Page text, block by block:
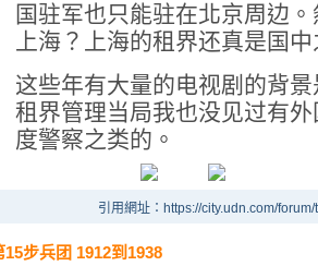
国驻军也只能驻在北京周边
上海？上海的租界还真是国
这些年有大量的电视剧的背
租界管理当局我也没见过有
度警察之类的。
引用網址：https://city.udn.com/
步兵团 1912到1938